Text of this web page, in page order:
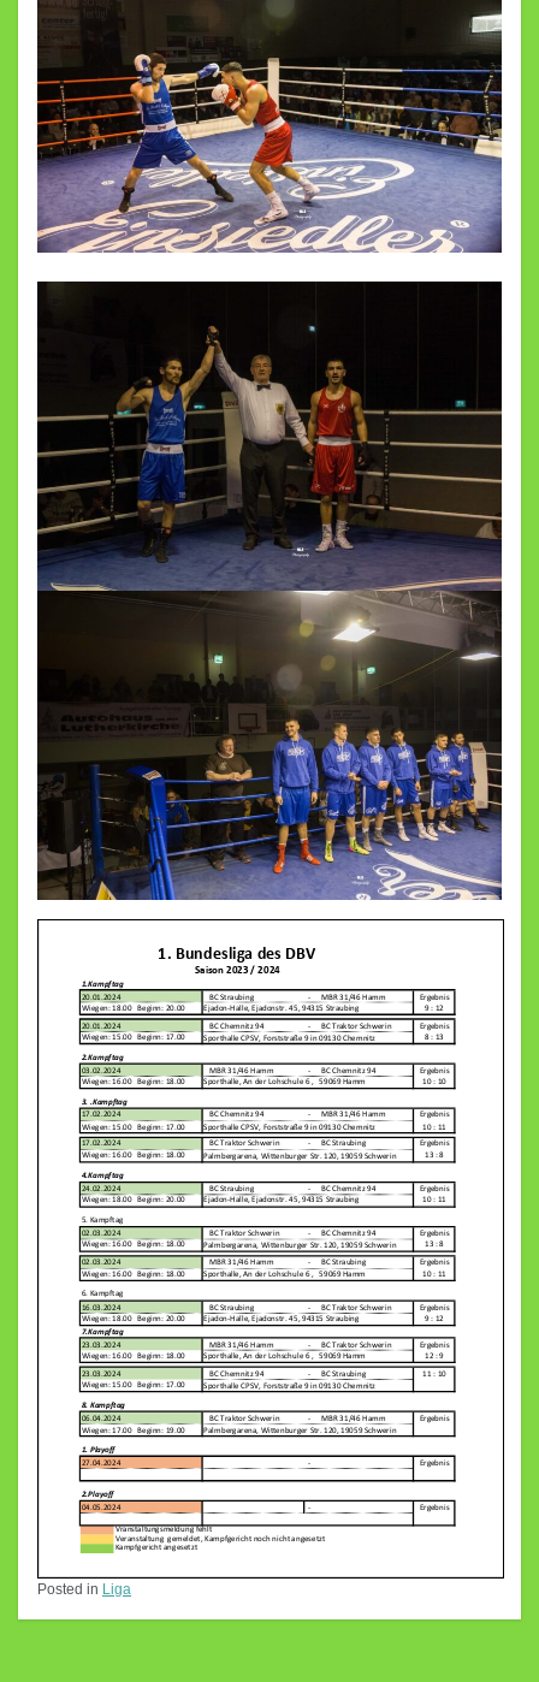
Posted in Liga